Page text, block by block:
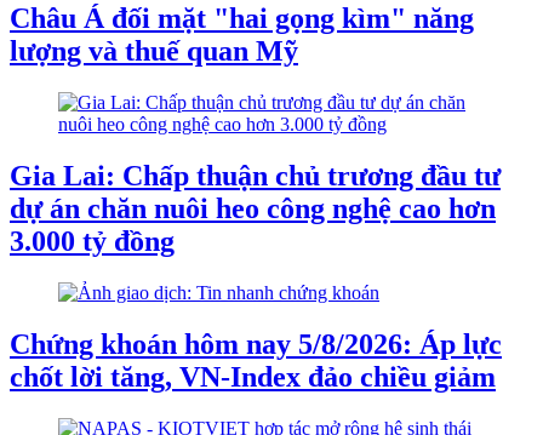
Châu Á đối mặt "hai gọng kìm" năng
lượng và thuế quan Mỹ
Gia Lai: Chấp thuận chủ trương đầu tư
dự án chăn nuôi heo công nghệ cao hơn
3.000 tỷ đồng
Chứng khoán hôm nay 5/8/2026: Áp lực
chốt lời tăng, VN-Index đảo chiều giảm